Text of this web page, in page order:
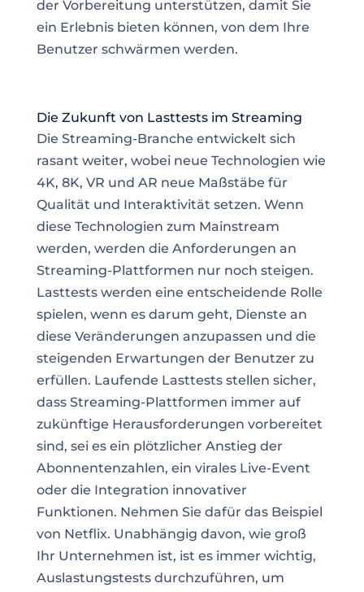
der Vorbereitung unterstützen, damit Sie
ein Erlebnis bieten können, von dem Ihre
Benutzer schwärmen werden.
Die Zukunft von Lasttests im Streaming
Die Streaming-Branche entwickelt sich
rasant weiter, wobei neue Technologien wie
4K, 8K, VR und AR neue Maßstäbe für
Qualität und Interaktivität setzen. Wenn
diese Technologien zum Mainstream
werden, werden die Anforderungen an
Streaming-Plattformen nur noch steigen.
Lasttests werden eine entscheidende Rolle
spielen, wenn es darum geht, Dienste an
diese Veränderungen anzupassen und die
steigenden Erwartungen der Benutzer zu
erfüllen. Laufende Lasttests stellen sicher,
dass Streaming-Plattformen immer auf
zukünftige Herausforderungen vorbereitet
sind, sei es ein plötzlicher Anstieg der
Abonnentenzahlen, ein virales Live-Event
oder die Integration innovativer
Funktionen. Nehmen Sie dafür das Beispiel
von Netflix. Unabhängig davon, wie groß
Ihr Unternehmen ist, ist es immer wichtig,
Auslastungstests durchzuführen, um